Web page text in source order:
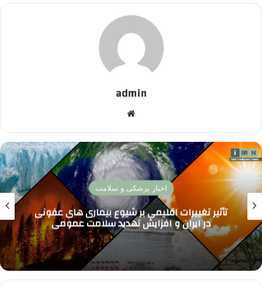
admin
اخبار پزشکی و سلامت
تأثیر تغییرات اقلیمی بر شیوع بیماری های عفونی
در ایران و افزایش تهدید سلامت عمومی